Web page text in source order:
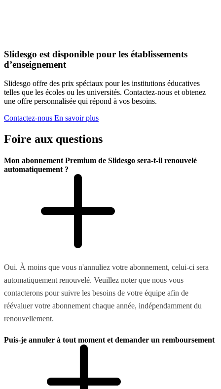
Slidesgo est disponible pour les établissements
d’enseignement
Slidesgo offre des prix spéciaux pour les institutions éducatives
telles que les écoles ou les universités. Contactez-nous et obtenez
une offre personnalisée qui répond à vos besoins.
Contactez-nous En savoir plus
Foire aux questions
Mon abonnement Premium de Slidesgo sera-t-il renouvelé
automatiquement ?
Oui. À moins que vous n'annuliez votre abonnement, celui-ci sera
automatiquement renouvelé. Veuillez noter que nous vous
contacterons pour suivre les besoins de votre équipe afin de
réévaluer votre abonnement chaque année, indépendamment du
renouvellement.
Puis-je annuler à tout moment et demander un remboursement